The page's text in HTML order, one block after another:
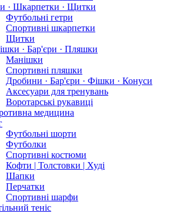
· Шкарпетки · Щитки
Футбольні гетри
Спортивні шкарпетки
Щитки
· Бар'єри · Пляшки
Манішки
Спортивні пляшки
Дробини · Бар'єри · Фішки · Конуси
Аксесуари для тренувань
Воротарські рукавиці
медицина
Футбольні шорти
Футболки
Спортивні костюми
Кофти | Толстовки | Худі
Шапки
Перчатки
Спортивні шарфи
теніс